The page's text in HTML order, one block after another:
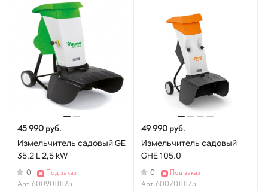
45 990 руб.
Измельчитель садовый GE
35.2 L 2,5 kW
0
Под заказ
Арт.60090111125
49 990 руб.
Измельчитель садовый
GHE 105.0
0
Под заказ
Арт.60070111175